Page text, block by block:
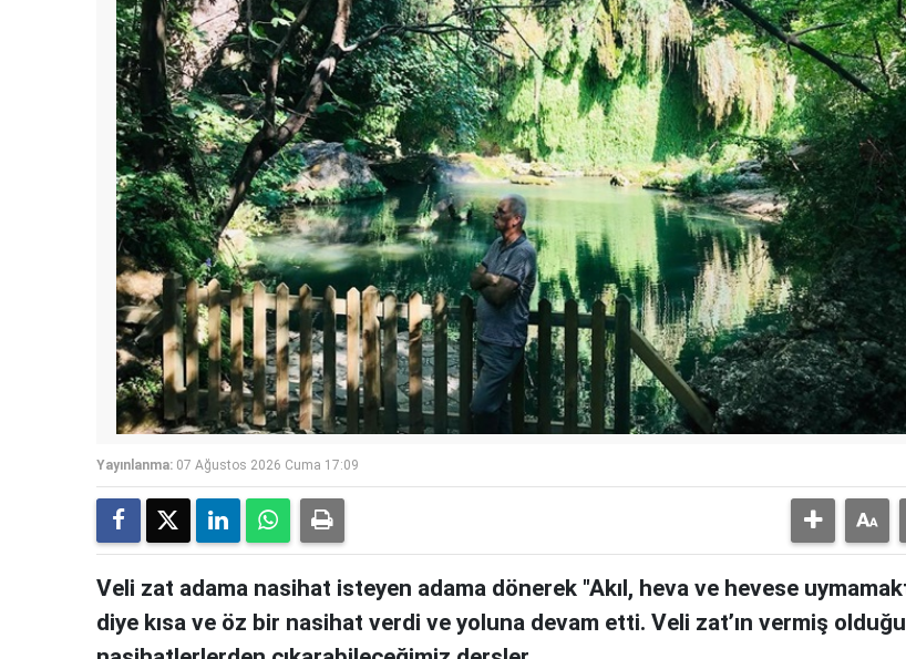
Yayınlanma: 07 Ağustos 2026 Cuma 17:09
Veli zat adama nasihat isteyen adama dönerek "Akıl, heva ve hevese
diye kısa ve öz bir nasihat verdi ve yoluna devam etti. Veli zat’ın vermiş olduğu